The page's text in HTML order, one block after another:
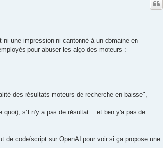
une impression ni cantonné à un domaine en
pour abuser les algo des moteurs :
des résultats moteurs de recherche en baisse",
quoi), s'il n'y a pas de résultat... et ben y'a pas de
de code/script sur OpenAI pour voir si ça propose une